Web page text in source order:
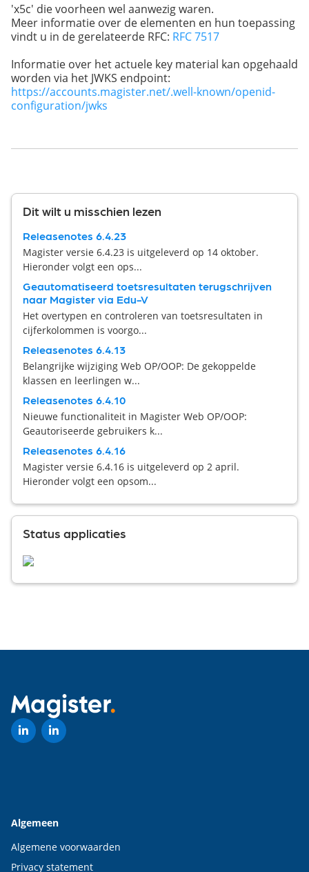
'x5c' die voorheen wel aanwezig waren.
Meer informatie over de elementen en hun toepassing
vindt u in de gerelateerde RFC: RFC 7517
Informatie over het actuele key material kan opgehaald
worden via het JWKS endpoint:
https://accounts.magister.net/.well-known/openid-
configuration/jwks
Dit wilt u misschien lezen
Releasenotes 6.4.23
Magister versie 6.4.23 is uitgeleverd op 14 oktober.
Hieronder volgt een ops...
Geautomatiseerd toetsresultaten terugschrijven
naar Magister via Edu-V
Het overtypen en controleren van toetsresultaten in
cijferkolommen is voorgo...
Releasenotes 6.4.13
Belangrijke wijziging Web OP/OOP: De gekoppelde
klassen en leerlingen w...
Releasenotes 6.4.10
Nieuwe functionaliteit in Magister Web OP/OOP:
Geautoriseerde gebruikers k...
Releasenotes 6.4.16
Magister versie 6.4.16 is uitgeleverd op 2 april.
Hieronder volgt een opsom...
Status applicaties
Algemeen
Algemene voorwaarden
Privacy statement